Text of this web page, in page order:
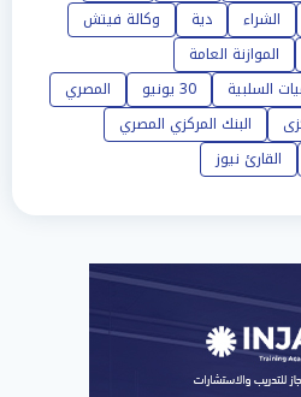
الشراء دية
وكالة فيتش
الموازنة العامة
السلبية 30 يونيو
المصري
البنك المركزي المصري
القارئ نيوز